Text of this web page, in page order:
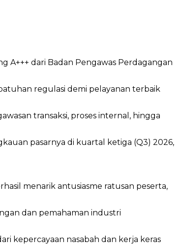
A+++ dari Badan Pengawas Perdagangan
regulasi demi pelayanan terbaik
transaksi, proses internal, hingga
pasarnya di kuartal ketiga (Q3) 2026,
menarik antusiasme ratusan peserta,
dan pemahaman industri
kepercayaan nasabah dan kerja keras